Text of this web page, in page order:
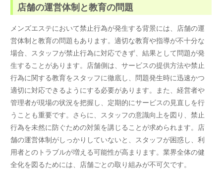
店舗の運営体制と教育の問題
メンズエステにおいて禁止行為が発生する背景には、店舗の運
営体制と教育の問題もあります。適切な教育や指導が不十分な
場合、スタッフが禁止行為に対応できず、結果として問題が発
生することがあります。店舗側は、サービスの提供方法や禁止
行為に関する教育をスタッフに徹底し、問題発生時に迅速かつ
適切に対応できるようにする必要があります。また、経営者や
管理者が現場の状況を把握し、定期的にサービスの見直しを行
うことも重要です。さらに、スタッフの意識向上を図り、禁止
行為を未然に防ぐための対策を講じることが求められます。店
舗の運営体制がしっかりしていないと、スタッフが困惑し、利
用者とのトラブルが増える可能性が高まります。業界全体の健
全化を図るためには、店舗ごとの取り組みが不可欠です。